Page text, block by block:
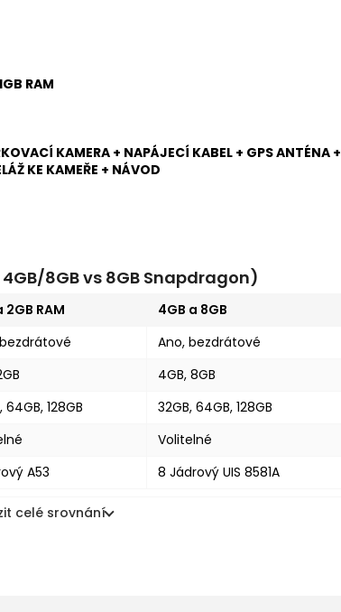
RAM
KAMERA + NAPÁJECÍ KABEL + GPS ANTÉNA +
KE KAMEŘE + NÁVOD
8GB vs 8GB Snapdragon)
2GB RAM
4GB a 8GB
Ano, bezdrátové
4GB, 8GB
64GB, 128GB
32GB, 64GB, 128GB
Volitelné
A53 8 Jádrový UIS 8581A
celé srovnání